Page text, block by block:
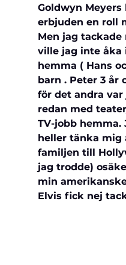
Goldwyn
erbjuden en roll
Men jag tackade
ville jag inte
hemma ( Hans
barn . Peter 3 år
för det andra
redan med
TV-jobb
heller tänka mig
familjen till
jag trodde)
min
Elvis fick nej